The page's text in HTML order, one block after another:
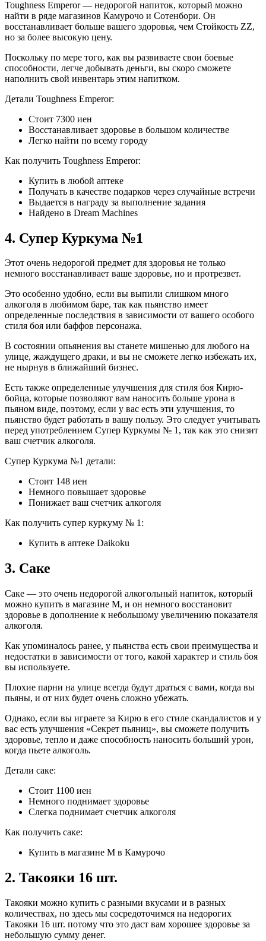
Toughness Emperor — недорогой напиток, который можно
найти в ряде магазинов Камурочо и Сотенбори. Он
восстанавливает больше вашего здоровья, чем Стойкость ZZ,
но за более высокую цену.
Поскольку по мере того, как вы развиваете свои боевые
способности, легче добывать деньги, вы скоро сможете
наполнить свой инвентарь этим напитком.
Детали Toughness Emperor:
Стоит 7300 иен
Восстанавливает здоровье в большом количестве
Легко найти по всему городу
Как получить Toughness Emperor:
Купить в любой аптеке
Получать в качестве подарков через случайные встречи
Выдается в награду за выполнение задания
Найдено в Dream Machines
4. Супер Куркума №1
Этот очень недорогой предмет для здоровья не только
немного восстанавливает ваше здоровье, но и протрезвет.
Это особенно удобно, если вы выпили слишком много
алкоголя в любимом баре, так как пьянство имеет
определенные последствия в зависимости от вашего особого
стиля боя или баффов персонажа.
В состоянии опьянения вы станете мишенью для любого на
улице, жаждущего драки, и вы не сможете легко избежать их,
не нырнув в ближайший бизнес.
Есть также определенные улучшения для стиля боя Кирю-
бойца, которые позволяют вам наносить больше урона в
пьяном виде, поэтому, если у вас есть эти улучшения, то
пьянство будет работать в вашу пользу. Это следует учитывать
перед употреблением Супер Куркумы № 1, так как это снизит
ваш счетчик алкоголя.
Супер Куркума №1 детали:
Стоит 148 иен
Немного повышает здоровье
Понижает ваш счетчик алкоголя
Как получить супер куркуму № 1:
Купить в аптеке Daikoku
3. Саке
Саке — это очень недорогой алкогольный напиток, который
можно купить в магазине M, и он немного восстановит
здоровье в дополнение к небольшому увеличению показателя
алкоголя.
Как упоминалось ранее, у пьянства есть свои преимущества и
недостатки в зависимости от того, какой характер и стиль боя
вы используете.
Плохие парни на улице всегда будут драться с вами, когда вы
пьяны, и от них будет очень сложно убежать.
Однако, если вы играете за Кирю в его стиле скандалистов и у
вас есть улучшения «Секрет пьяниц», вы сможете получить
здоровье, тепло и даже способность наносить больший урон,
когда пьете алкоголь.
Детали саке:
Стоит 1100 иен
Немного поднимает здоровье
Слегка поднимает счетчик алкоголя
Как получить саке:
Купить в магазине M в Камурочо
2. Такояки 16 шт.
Такояки можно купить с разными вкусами и в разных
количествах, но здесь мы сосредоточимся на недорогих
Такояки 16 шт. потому что это даст вам хорошее здоровье за ​​
небольшую сумму денег.